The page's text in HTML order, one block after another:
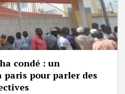
condé : un
paris pour parler des